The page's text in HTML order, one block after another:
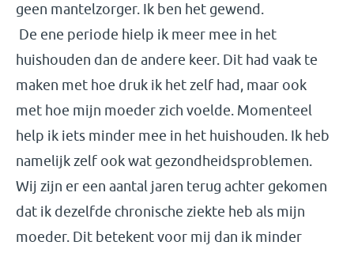
geen mantelzorger. Ik ben het gewend.
De ene periode hielp ik meer mee in het
huishouden dan de andere keer. Dit had vaak te
maken met hoe druk ik het zelf had, maar ook
met hoe mijn moeder zich voelde. Momenteel
help ik iets minder mee in het huishouden. Ik heb
namelijk zelf ook wat gezondheidsproblemen.
Wij zijn er een aantal jaren terug achter gekomen
dat ik dezelfde chronische ziekte heb als mijn
moeder. Dit betekent voor mij dan ik minder